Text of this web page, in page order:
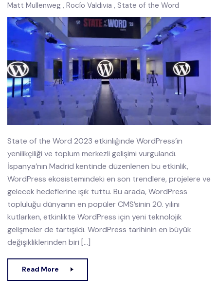
Matt Mullenweg Rocío Valdivia State of the Word
State of the Word 2023 etkinliğinde WordPress’in
yenilikçiliği ve toplum merkezli gelişimi vurgulandı.
İspanya’nın Madrid kentinde düzenlenen bu etkinlik,
WordPress ekosistemindeki en son trendlere, projelere ve
gelecek hedeflerine ışık tuttu. Bu arada, WordPress
topluluğu dünyanın en popüler CMS’sinin 20. yılını
kutlarken, etkinlikte WordPress için yeni teknolojik
gelişmeler de tartışıldı. WordPress tarihinin en büyük
değişikliklerinden biri […]
Read More